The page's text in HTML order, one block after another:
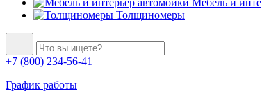
Толщиномеры
+7 (800) 234-56-41
График работы